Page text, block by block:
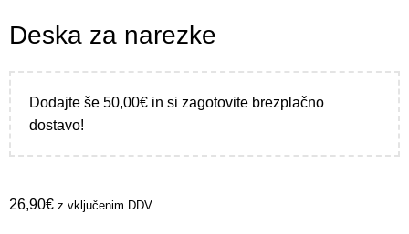
Deska za narezke
Dodajte še50,00€ in si zagotovite brezplačno
dostavo!
26,90€ z vključenim DDV